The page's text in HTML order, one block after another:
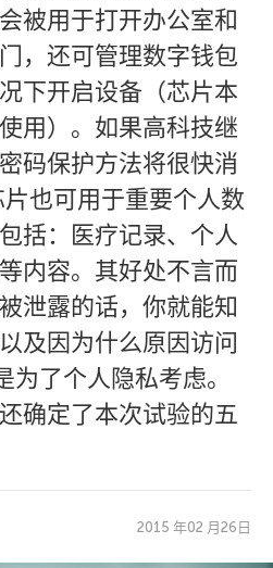
被用于打开办公室和
，还可管理数字钱包
下开启设备（芯片本
用）。如果高科技继
码保护方法将很快消
也可用于重要个人数
括：医疗记录、个人
内容。其好处不言而
泄露的话，你就能知
及因为什么原因访问
了个人隐私考虑。
确定了本次试验的五
2015 年02 月26日